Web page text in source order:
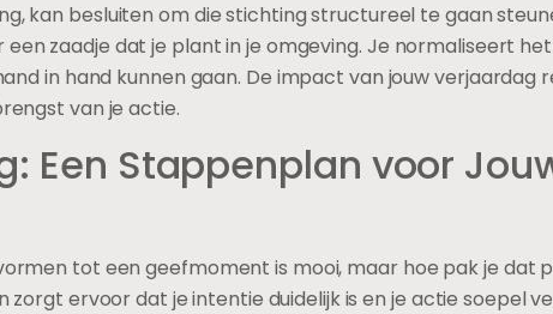
kan besluiten om die stichting structureel te gaan
zaadje dat je plant in je omgeving. Je normaliseert
in hand kunnen gaan. De impact van jouw verjaardag
van je actie.
Een Stappenplan voor
tot een geefmoment is mooi, maar hoe pak je dat
zorgt ervoor dat je intentie duidelijk is en je actie soepel